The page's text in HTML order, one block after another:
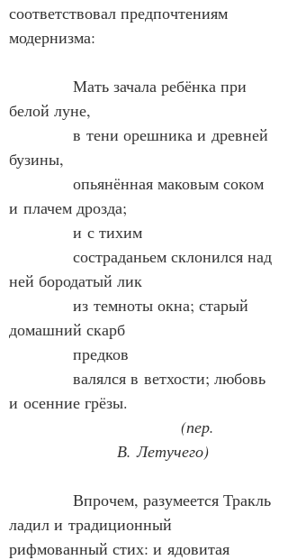
соответствовал предпочтениям
модернизма:
Мать зачала ребёнка при
белой луне,
в тени орешника и древней
бузины,
опьянённая маковым соком
и плачем дрозда;
и с тихим
состраданьем склонился над
ней бородатый лик
из темноты окна; старый
домашний скарб
предков
валялся в ветхости; любовь
и осенние грёзы.
(пер.
В. Летучего)
Впрочем, разумеется Тракль
ладил и традиционный
рифмованный стих: и ядовитая